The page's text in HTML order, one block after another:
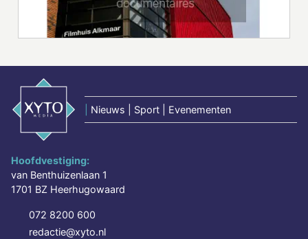
Nieuws | Sport | Evenementen
Hoofdvestiging:
van Benthuizenlaan 1
1701 BZ Heerhugowaard
072 8200 600
redactie@xyto.nl